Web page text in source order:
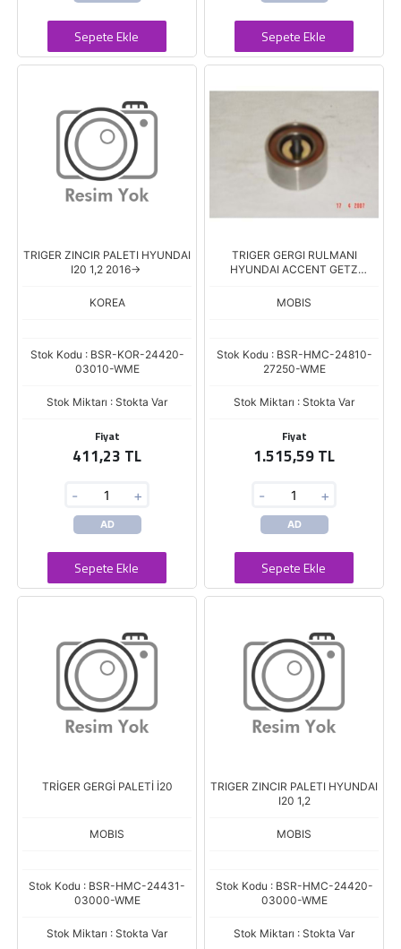
Sepete Ekle Sepete Ekle
TRIGER ZINCIR PALETI HYUNDAI
I20 1,2 2016->
KOREA
Stok Kodu : BSR-KOR-24420-
03010-WME
Stok Miktarı : Stokta Var
Fiyat
411,23 TL
- +
AD
Sepete Ekle
TRIGER GERGI RULMANI
HYUNDAI ACCENT GETZ
MOBIS
Stok Kodu : BSR-HMC-24810-
27250-WME
Stok Miktarı : Stokta Var
Fiyat
1.515,59 TL
- +
AD
Sepete Ekle
TRİGER GERGİ PALETİ İ20
MOBIS
Stok Kodu : BSR-HMC-24431-
03000-WME
Stok Miktarı : Stokta Var
TRIGER ZINCIR PALETI HYUNDAI
I20 1,2
MOBIS
Stok Kodu : BSR-HMC-24420-
03000-WME
Stok Miktarı : Stokta Var